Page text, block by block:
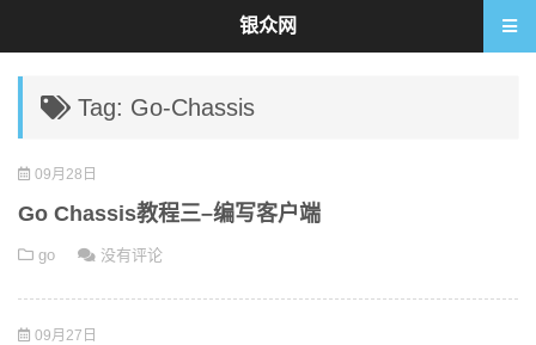
Tag: Go-Chassis
09月28日
Go Chassis教程三–编写客户端
go 没有评论
09月27日
银众网